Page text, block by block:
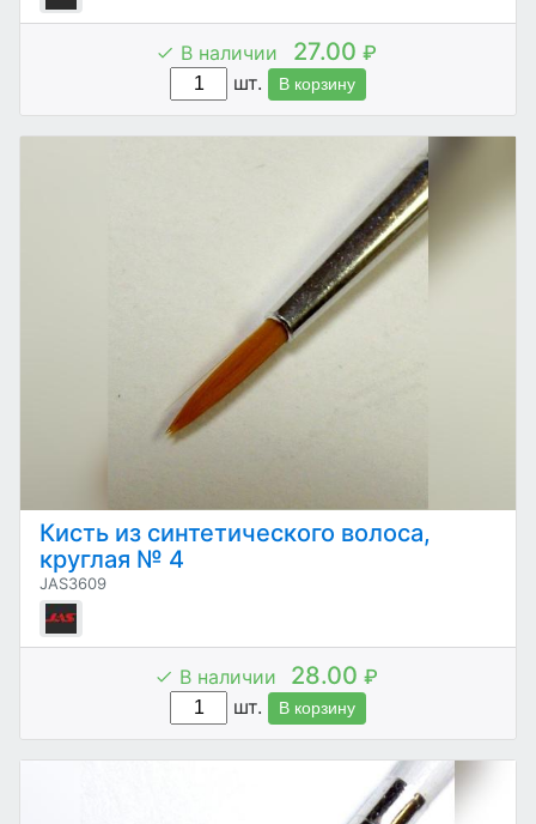
В наличии 27.00 ₽
шт.
В корзину
Кисть из синтетического волоса,
круглая № 4
JAS3609
В наличии 28.00 ₽
шт.
В корзину